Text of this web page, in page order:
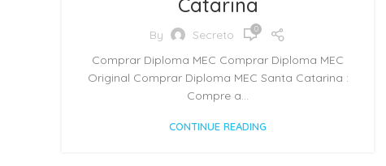
Catarina
By Secreto 0
Comprar Diploma MEC Comprar Diploma MEC
Original Comprar Diploma MEC Santa Catarina :
Compre a...
CONTINUE READING